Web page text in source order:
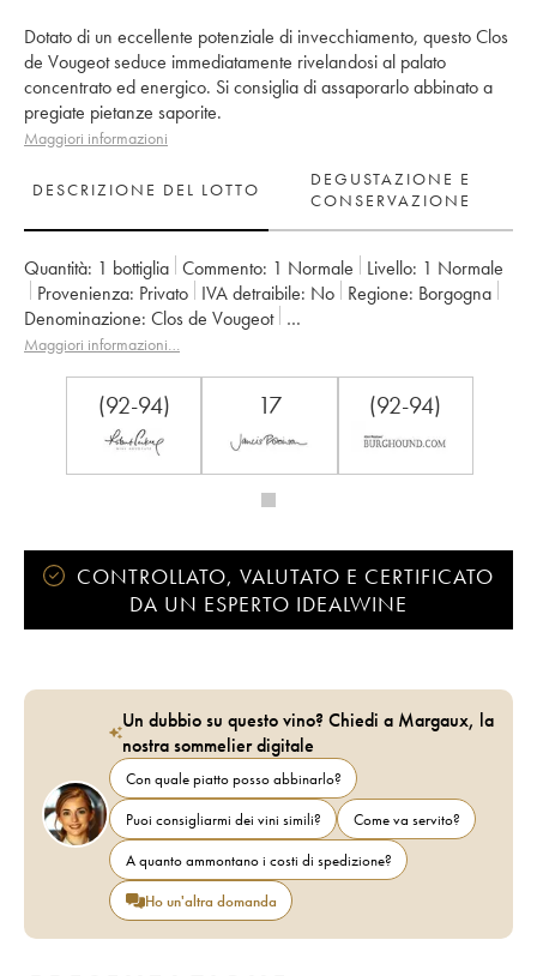
Dotato di un eccellente potenziale di invecchiamento, questo Clos
de Vougeot seduce immediatamente rivelandosi al palato
concentrato ed energico. Si consiglia di assaporarlo abbinato a
pregiate pietanze saporite.
Maggiori informazioni
DESCRIZIONE DEL LOTTO
DEGUSTAZIONE E
CONSERVAZIONE
Quantità: 1 bottiglia Commento: 1 Normale Livello: 1 Normale
Provenienza:
privato IVA detraibile: no Regione:
Borgogna
Denominazione:
Clos de Vougeot
Proprietario: Berthaut Gerbet (Domaine)
Maggiori informazioni…
(92-94) 17 (92-94)
CONTROLLATO, VALUTATO E CERTIFICATO
DA UN ESPERTO IDEALWINE
Un dubbio su questo vino? Chiedi a Margaux, la
nostra sommelier digitale
Con quale piatto posso abbinarlo?
Puoi consigliarmi dei vini simili?
Come va servito?
A quanto ammontano i costi di spedizione?
Ho un'altra domanda